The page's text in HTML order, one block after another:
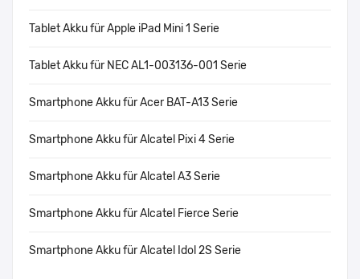
Tablet Akku für Apple iPad Mini 1 Serie
Tablet Akku für NEC AL1-003136-001 Serie
Smartphone Akku für Acer BAT-A13 Serie
Smartphone Akku für Alcatel Pixi 4 Serie
Smartphone Akku für Alcatel A3 Serie
Smartphone Akku für Alcatel Fierce Serie
Smartphone Akku für Alcatel Idol 2S Serie